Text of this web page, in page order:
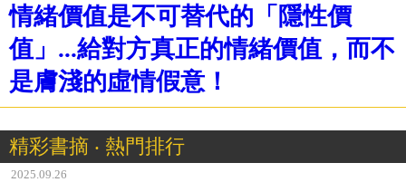
情緒價值是不可替代的「隱性價
值」...給對方真正的情緒價值，而不
是膚淺的虛情假意！
精彩書摘 ‧ 熱門排行
2025.09.26